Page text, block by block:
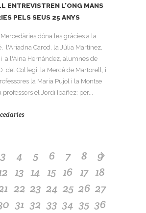
ENTREVISTREN L’ONG MANS
PELS SEUS 25 ANYS
dóna les gràcies a la
l'Ariadna Carod, la Júlia Martínez,
a l'Aina Hernández, alumnes de
del Col·legi la Mercè de Martorell, i
la Maria Pujol i la Montse
professors el Jordi Ibáñez; per...
3 4 5 6 7 8
9
13 14 15 16 17 18
22 23 24 25 26 27
31 32 33 34 35 36